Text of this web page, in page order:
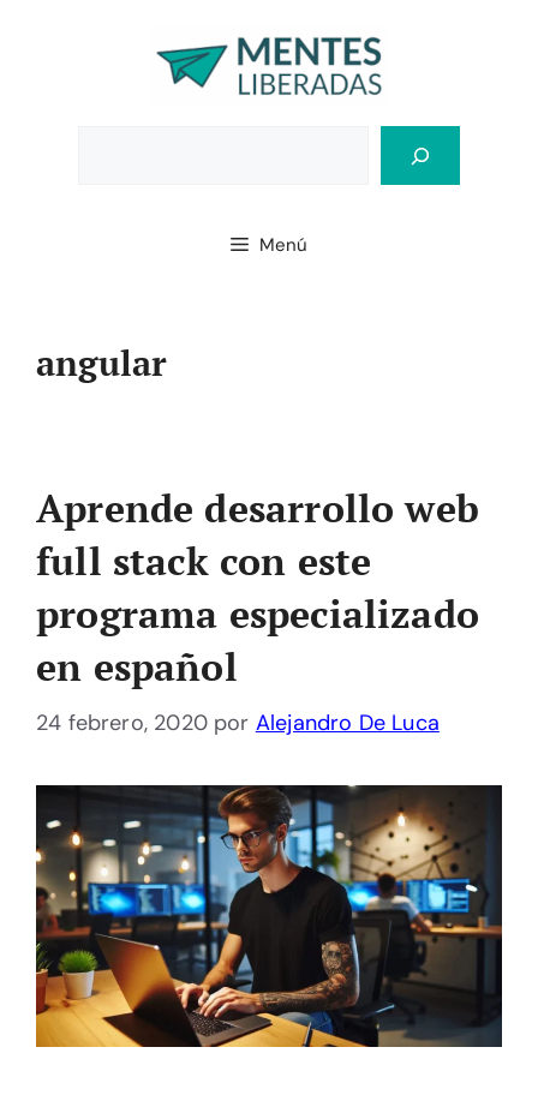
Menú
angular
Aprende desarrollo web
full stack con este
programa especializado
en español
24 febrero, 2020 por Alejandro De Luca